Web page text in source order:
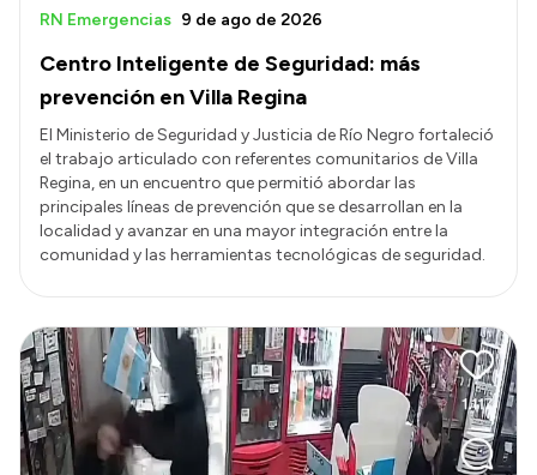
Centro Inteligente de Seguridad: más
prevención en Villa Regina
RN Emergencias 9 de ago de 2026
El Ministerio de Seguridad y Justicia de Río Negro fortaleció
el trabajo articulado con referentes comunitarios de Villa
Regina, en un encuentro que permitió abordar las
principales líneas de prevención que se desarrollan en la
localidad y avanzar en una mayor integración entre la
comunidad y las herramientas tecnológicas de seguridad.